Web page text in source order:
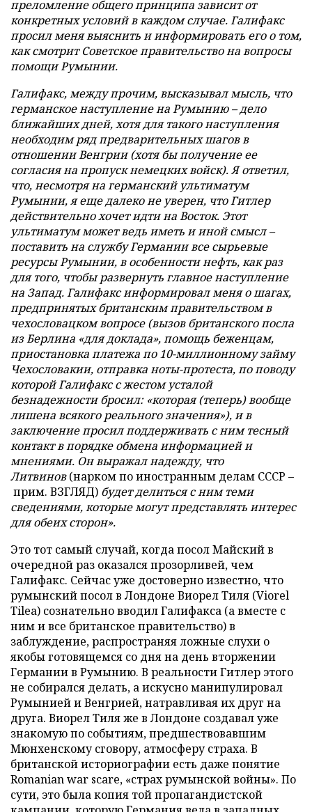
преломление общего принципа зависит от
конкретных условий в каждом случае. Галифакс
просил меня выяснить и информировать его о том,
как смотрит Советское правительство на вопросы
помощи Румынии.
Галифакс, между прочим, высказывал мысль, что
германское наступление на Румынию – дело
ближайших дней, хотя для такого наступления
необходим ряд предварительных шагов в
отношении Венгрии (хотя бы получение ее
согласия на пропуск немецких войск). Я ответил,
что, несмотря на германский ультиматум
Румынии, я еще далеко не уверен, что Гитлер
действительно хочет идти на Восток. Этот
ультиматум может ведь иметь и иной смысл –
поставить на службу Германии все сырьевые
ресурсы Румынии, в особенности нефть, как раз
для того, чтобы развернуть главное наступление
на Запад. Галифакс информировал меня о шагах,
предпринятых британским правительством в
чехословацком вопросе (вызов британского посла
из Берлина «для доклада», помощь беженцам,
приостановка платежа по 10-миллионному займу
Чехословакии, отправка ноты-протеста, по поводу
которой Галифакс с жестом усталой
безнадежности бросил: «которая (теперь) вообще
лишена всякого реального значения»), и в
заключение просил поддерживать с ним тесный
контакт в порядке обмена информацией и
мнениями. Он выражал надежду, что
Литвинов (нарком по иностранным делам СССР –
прим. ВЗГЛЯД) будет делиться с ним теми
сведениями, которые могут представлять интерес
для обеих сторон».
Это тот самый случай, когда посол Майский в
очередной раз оказался прозорливей, чем
Галифакс. Сейчас уже достоверно известно, что
румынский посол в Лондоне Виорел Тиля (Viorel
Tilea) сознательно вводил Галифакса (а вместе с
ним и все британское правительство) в
заблуждение, распространяя ложные слухи о
якобы готовящемся со дня на день вторжении
Германии в Румынию. В реальности Гитлер этого
не собирался делать, а искусно манипулировал
Румынией и Венгрией, натравливая их друг на
друга. Виорел Тиля же в Лондоне создавал уже
знакомую по событиям, предшествовавшим
Мюнхенскому сговору, атмосферу страха. В
британской историографии есть даже понятие
Romanian war scare, «страх румынской войны». По
сути, это была копия той пропагандистской